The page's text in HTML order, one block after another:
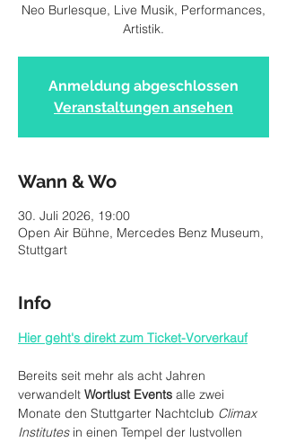
Neo Burlesque, Live Musik, Performances,
Artistik.
Anmeldung abgeschlossen
Veranstaltungen ansehen
Wann & Wo
30. Juli 2026, 19:00
Open Air Bühne, Mercedes Benz Museum,
Stuttgart
Info
Hier geht's direkt zum Ticket-Vorverkauf
Bereits seit mehr als acht Jahren
verwandelt Wortlust Events alle zwei
Monate den Stuttgarter Nachtclub Climax
Institutes in einen Tempel der lustvollen